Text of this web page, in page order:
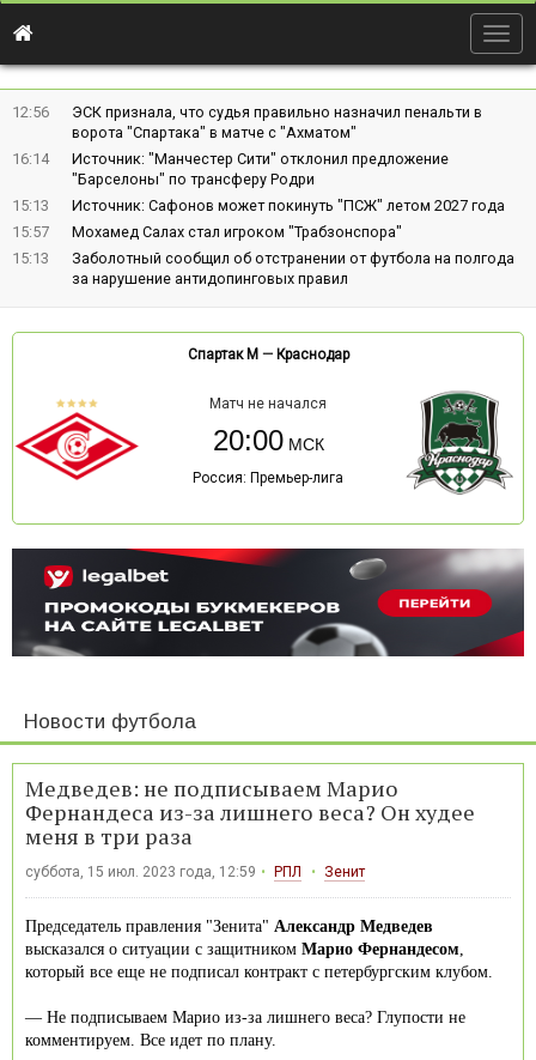
12:56
ЭСК признала, что судья правильно назначил пенальти в
ворота "Спартака" в матче с "Ахматом"
16:14
Источник: "Манчестер Сити" отклонил предложение
"Барселоны" по трансферу Родри
15:13
Источник: Сафонов может покинуть "ПСЖ" летом 2027 года
15:57
Мохамед Салах стал игроком "Трабзонспора"
15:13
Заболотный сообщил об отстранении от футбола на полгода
за нарушение антидопинговых правил
Спартак М — Краснодар
Матч не начался
20:00
Россия: Премьер-лига
Новости футбола
Медведев: не подписываем Марио
Фернандеса из-за лишнего веса? Он худее
меня в три раза
суббота, 15 июл. 2023 года, 12:59 РПЛ Зенит
Председатель правления "Зенита" Александр Медведев
высказался о ситуации с защитником Марио Фернандесом
который все еще не подписал контракт с петербургским клубом.
— Не подписываем Марио из-за лишнего веса? Глупости не
комментируем. Все идет по плану.